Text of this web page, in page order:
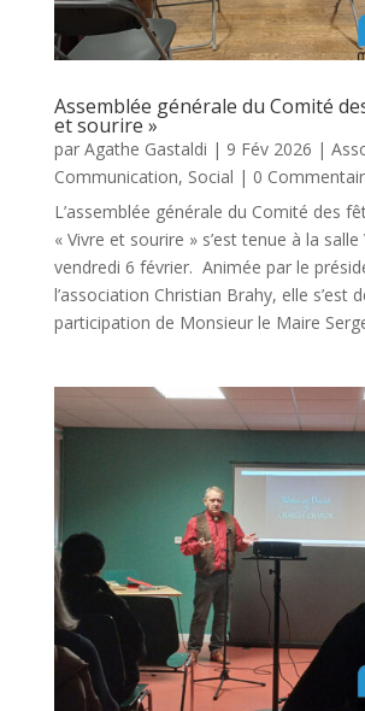
Assemblée générale du Comité
et sourire »
par Agathe Gastaldi | 9 Fév 2026 |
Communication, Social | 0
L’assemblée générale du Comité des
« Vivre et sourire » s’est tenue à la
vendredi 6 février. Animée par le
l’association Christian Brahy, elle s’est
participation de Monsieur le Maire